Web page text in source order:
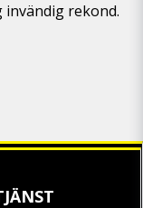
rekond.